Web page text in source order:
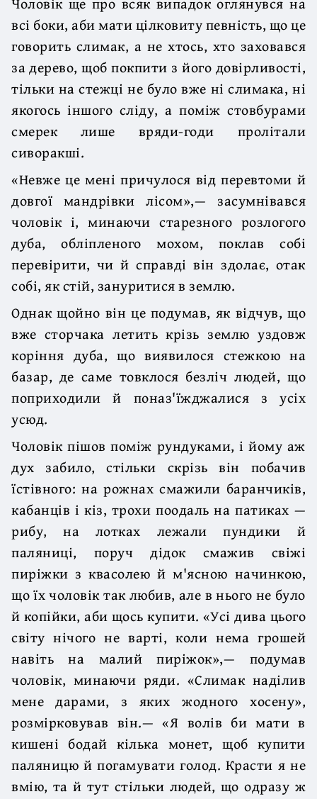
всі боки, аби мати цілковиту певність, що це
говорить слимак, а не хтось, хто заховався
за дерево, щоб покпити з його довірливості,
тільки на стежці не було вже ні слимака, ні
якогось іншого сліду, а поміж стовбурами
смерек лише вряди-годи пролітали
сиворакші.
«Невже це мені причулося від перевтоми й
довгої мандрівки лісом»,— засумнівався
чоловік і, минаючи старезного розлогого
дуба, обліпленого мохом, поклав собі
перевірити, чи й справді він здолає, отак
собі, як стій, зануритися в землю.
Однак щойно він це подумав, як відчув, що
вже сторчака летить крізь землю уздовж
коріння дуба, що виявилося стежкою на
базар, де саме товклося безліч людей, що
поприходили й поназ'їжджалися з усіх
усюд.
Чоловік пішов поміж рундуками, і йому аж
дух забило, стільки скрізь він побачив
їстівного: на рожнах смажили баранчиків,
кабанців і кіз, трохи поодаль на патиках —
рибу, на лотках лежали пундики й
паляниці, поруч дідок смажив свіжі
пиріжки з квасолею й м'ясною начинкою,
що їх чоловік так любив, але в нього не було
й копійки, аби щось купити. «Усі дива цього
світу нічого не варті, коли нема грошей
навіть на малий пиріжок»,— подумав
чоловік, минаючи ряди. «Слимак наділив
мене дарами, з яких жодного хосену»,
розмірковував він.— «Я волів би мати в
кишені бодай кілька монет, щоб купити
паляницю й погамувати голод. Красти я не
вмію, та й тут стільки людей, що одразу ж